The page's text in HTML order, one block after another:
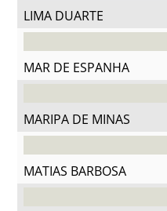
LIMA DUARTE
MAR DE ESPANHA
MARIPA DE MINAS
MATIAS BARBOSA